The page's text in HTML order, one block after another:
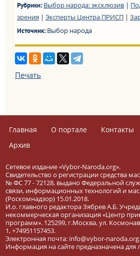
Рубрики:Выбор народа: эксклюзив|
зрения | Эксперты Центра ПРИСП|
Источник:Выбор народа
Печать
Главная О портале Контакты
Архив
Сетевое издание «Vybor-Naroda.org».
Свидетельство о регистрации средства
№ ФС 77 - 72128, выдано Федеральной
связи, информационных технологий и
(Роскомнадзор) 15.01.2018.
И.о. главного редактора Зябрев А.Б.
некоммерческая организация «Центр
программ». 125299, г.Москва, ул.
1, +74951157453.
Электронная почта: info@vybor-naroda.org.
Информация на сайте предназначена для